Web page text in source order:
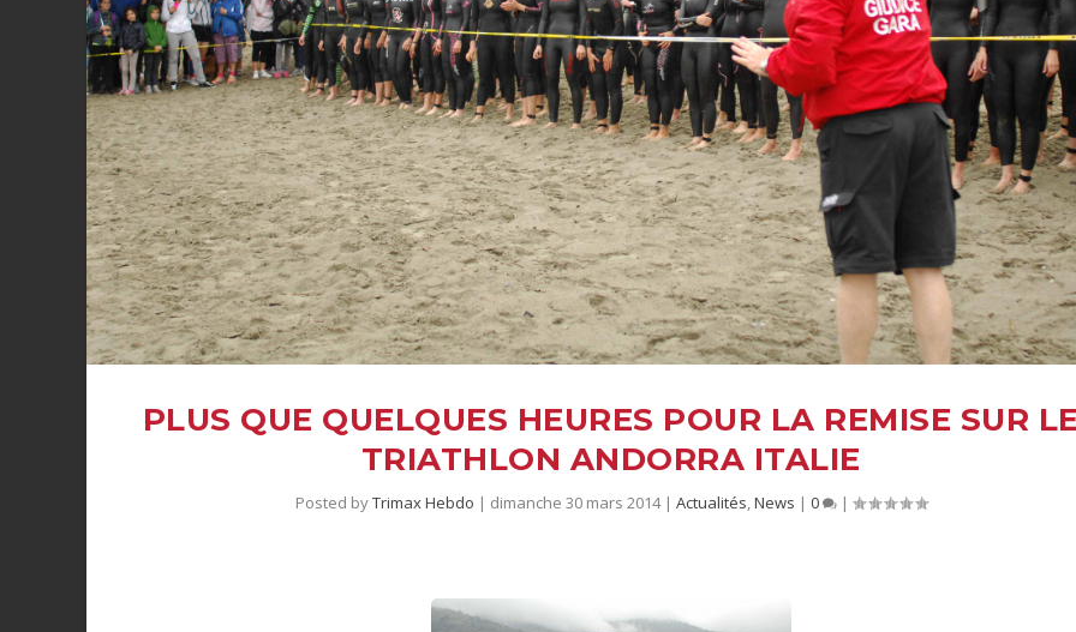
PLUS QUE QUELQUES HEURES POUR LA REMISE SUR
TRIATHLON ANDORRA ITALIE
Posted byTrimax Hebdo | dimanche 30 mars 2014| Actualités,News | 0 |